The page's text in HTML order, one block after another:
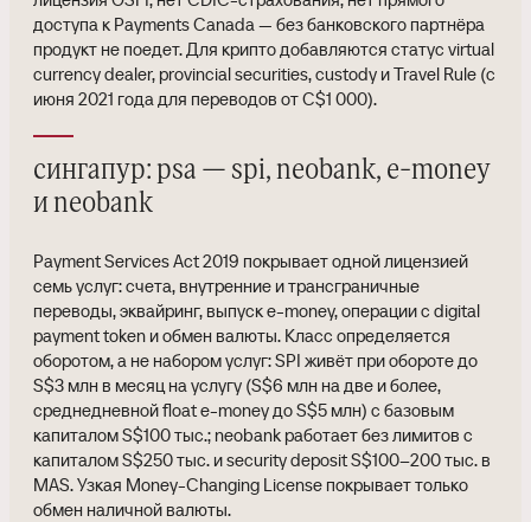
доступа к Payments Canada — без банковского партнёра
продукт не поедет. Для крипто добавляются статус virtual
currency dealer, provincial securities, custody и Travel Rule (с
июня 2021 года для переводов от C$1 000).
сингапур: psa — spi, neobank, e-money
и neobank
Payment Services Act 2019 покрывает одной лицензией
семь услуг: счета, внутренние и трансграничные
переводы, эквайринг, выпуск e-money, операции с digital
payment token и обмен валюты. Класс определяется
оборотом, а не набором услуг: SPI живёт при обороте до
S$3 млн в месяц на услугу (S$6 млн на две и более,
среднедневной float e-money до S$5 млн) с базовым
капиталом S$100 тыс.; neobank работает без лимитов с
капиталом S$250 тыс. и security deposit S$100–200 тыс. в
MAS. Узкая Money-Changing License покрывает только
обмен наличной валюты.